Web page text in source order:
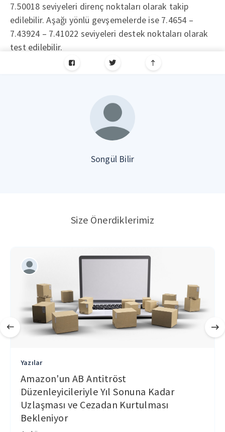
7.50018 seviyeleri direnç noktaları olarak takip
edilebilir. Aşağı yönlü gevşemelerde ise 7.4654 –
7.43924 – 7.41022 seviyeleri destek noktaları olarak
test edilebilir.
Songül Bilir
Size Önerdiklerimiz
Yazılar
Amazon'un AB Antitröst
Düzenleyicileriyle Yıl Sonuna Kadar
Uzlaşması ve Cezadan Kurtulması
Bekleniyor